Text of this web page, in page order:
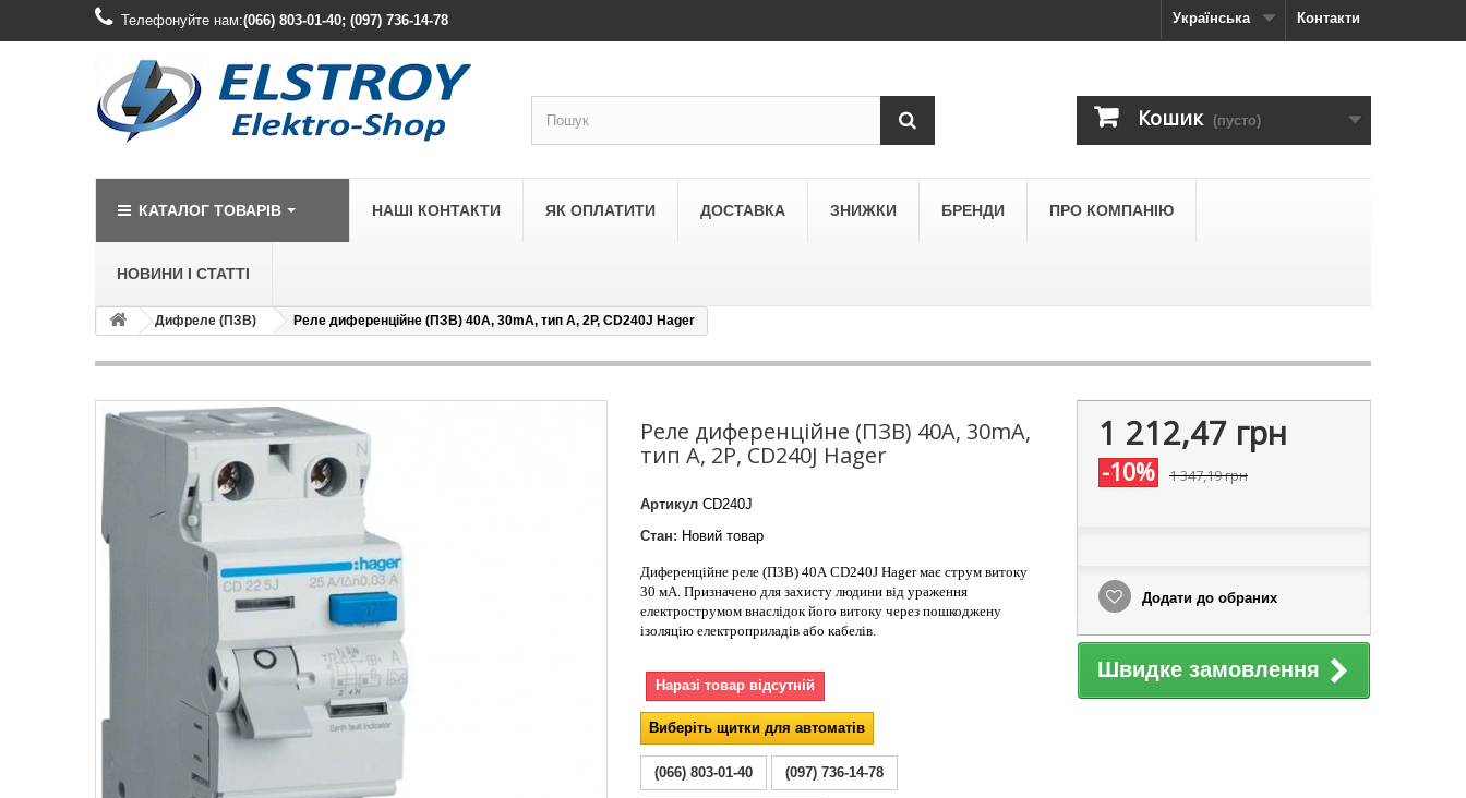
Контакти
Телефонуйте нам:(066) 803-01-40; (097) 736-14-78 Українська
Кошик (пусто)
КАТАЛОГ ТОВАРІВ
LEGRAND
Legrand Valena Allure
Legrand Valena Classic
Legrand Valena Life
LEGRAND
LEZARD
Lezard Deriy
НАШІ КОНТАКТИ ЯК ОПЛАТИТИ ДОСТАВКА ЗНИЖКИ БРЕНДИ ПРО КОМПАНІЮ
НОВИНИ І СТАТТІ
Дифреле (ПЗВ) Реле диференційне (ПЗВ) 40A, 30mA, тип A, 2P, CD240J Hager
Реле диференційне (ПЗВ) 40A, 30mA,
тип A, 2P, CD240J Hager
Артикул CD240J
Стан: Новий товар
Диференційне реле (ПЗВ) 40А CD240J Hager має струм витоку
30 мА. Призначено для захисту людини від ураження
електрострумом внаслідок його витоку через пошкоджену
ізоляцію електроприладів або кабелів.
Наразі товар відсутній
Виберіть щитки для автоматів
(066) 803-01-40 (097) 736-14-78
1 212,47 грн
-10% 1 347,19 грн
Додати до обраних
Швидке замовлення